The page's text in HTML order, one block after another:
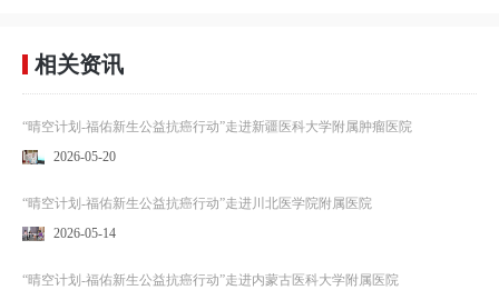
相关资讯
“晴空计划-福佑新生公益抗癌行动”走进新疆医科大学附属肿瘤医院
2026-05-20
“晴空计划-福佑新生公益抗癌行动”走进川北医学院附属医院
2026-05-14
“晴空计划-福佑新生公益抗癌行动”走进内蒙古医科大学附属医院